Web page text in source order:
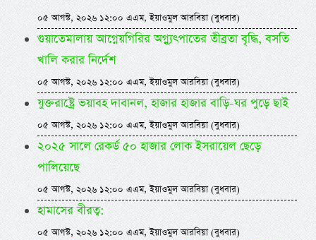
০৫ আগস্ট, ২০২৬ ১২:০০ এএম, ইয়াওমুল আরবিয়া (বুধবার)
গুয়াতেমালায় আগ্নেয়গিরির অগ্ন্যুৎপাতের তীব্রতা বৃদ্ধি, বসতি
খালি করার নির্দেশ
০৫ আগস্ট, ২০২৬ ১২:০০ এএম, ইয়াওমুল আরবিয়া (বুধবার)
যুক্তরাষ্ট্রে ভয়াবহ দাবানল, হাজার হাজার বাড়ি-ঘর পুড়ে ছাই
০৫ আগস্ট, ২০২৬ ১২:০০ এএম, ইয়াওমুল আরবিয়া (বুধবার)
২০২৫ সালে রেকর্ড ৫০ হাজার লোক ইসরায়েল ছেড়ে
পালিয়েছে
০৫ আগস্ট, ২০২৬ ১২:০০ এএম, ইয়াওমুল আরবিয়া (বুধবার)
হামাসের বীরত্ব:
০৫ আগস্ট, ২০২৬ ১২:০০ এএম, ইয়াওমুল আরবিয়া (বুধবার)